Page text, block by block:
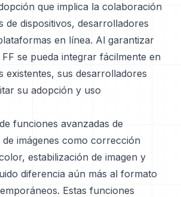
que implica la colaboración
de dispositivos, desarrolladores
en línea. Al garantizar
se pueda integrar fácilmente en
existentes, sus desarrolladores
su adopción y uso
funciones avanzadas de
imágenes como corrección
estabilización de imagen y
diferencia aún más al formato
Estas funciones